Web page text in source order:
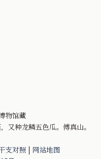
物馆藏
又种龙鳞五色瓜。傅真山。
支对照 | 网站地图